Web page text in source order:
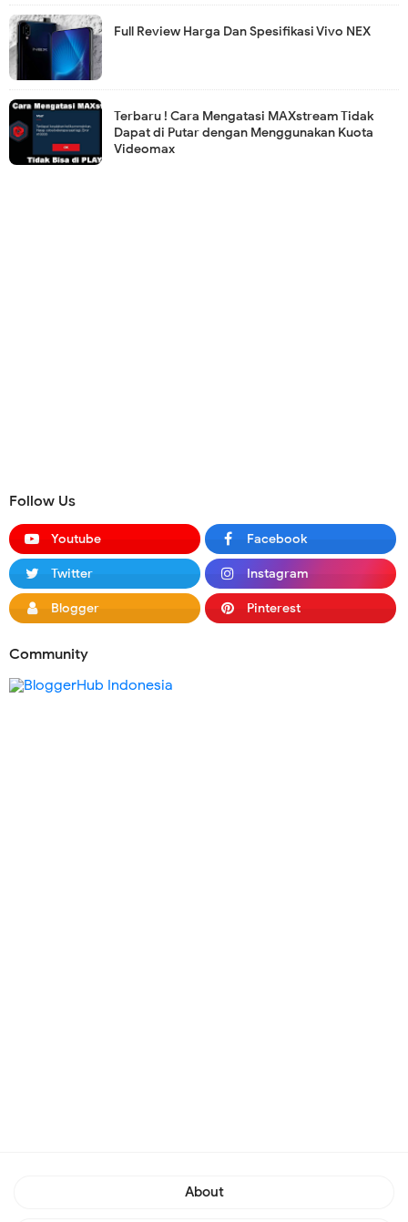
Full Review Harga Dan Spesifikasi Vivo NEX
Terbaru ! Cara Mengatasi MAXstream Tidak
Dapat di Putar dengan Menggunakan Kuota
Videomax
Follow Us
Youtube Facebook
Twitter Instagram
Blogger Pinterest
Community
About